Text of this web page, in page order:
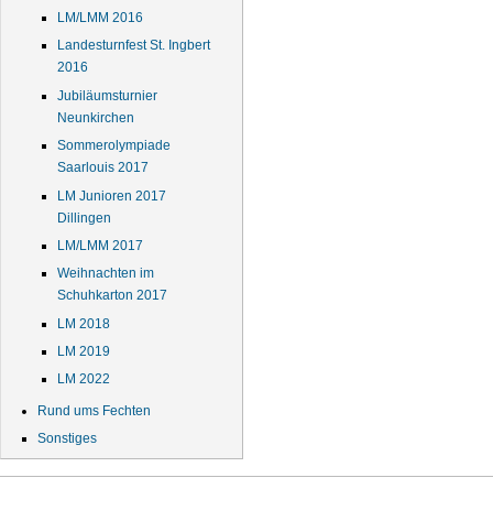
LM/LMM 2016
Landesturnfest St. Ingbert
2016
Jubiläumsturnier
Neunkirchen
Sommerolympiade
Saarlouis 2017
LM Junioren 2017
Dillingen
LM/LMM 2017
Weihnachten im
Schuhkarton 2017
LM 2018
LM 2019
LM 2022
Rund ums Fechten
Sonstiges